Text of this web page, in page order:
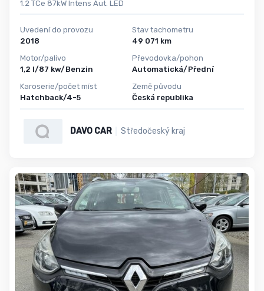
1.2 TCe 87kW Intens Aut. LED
Uvedení do provozu
2018
Motor/palivo
1,2 l/87 kw/Benzin
Karoserie/počet míst
Hatchback/4-5
Stav tachometru
49 071 km
Převodovka/pohon
Automatická/Přední
Země původu
Česká republika
DAVO CAR Středočeský kraj